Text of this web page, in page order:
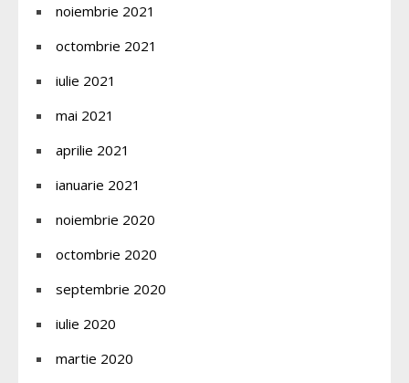
noiembrie 2021
octombrie 2021
iulie 2021
mai 2021
aprilie 2021
ianuarie 2021
noiembrie 2020
octombrie 2020
septembrie 2020
iulie 2020
martie 2020